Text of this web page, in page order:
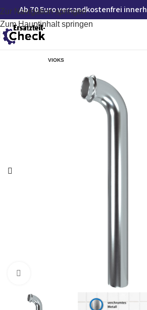
Zur Navigation springen
Zum Hauptinhalt springen
Ab 70 Euro versandkostenfrei
VIOKS